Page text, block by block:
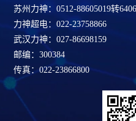
苏州力神：0512-88605019转6406
力神超电：022-23758866
武汉力神：027-86698159
邮编：300384
传真：022-23866800